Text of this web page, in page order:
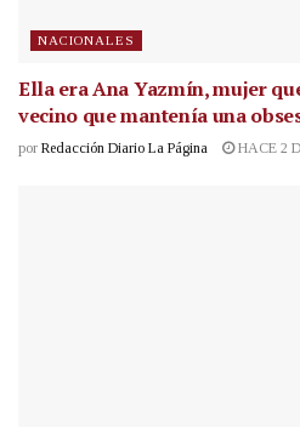
NACIONALES
Ella era Ana Yazmín, mujer
vecino que mantenía una
por Redacción Diario La Página HACE 2